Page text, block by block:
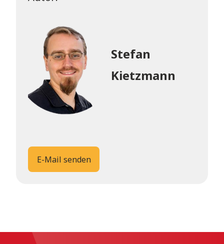
Stefan
Kietzmann
E-Mail senden